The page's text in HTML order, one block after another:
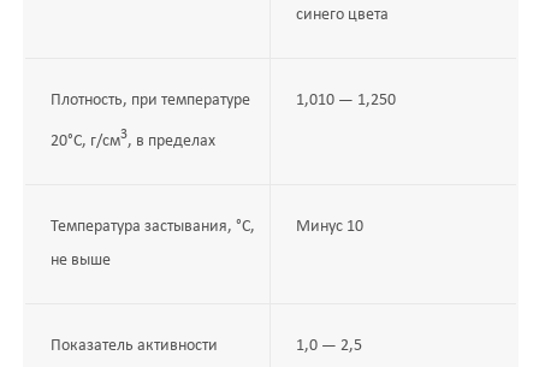
синего цвета
Плотность, при температуре
20°С, г/см3, в пределах
1,010 — 1,250
Температура застывания, °С,
не выше
Минус 10
Показатель активности 1,0 — 2,5